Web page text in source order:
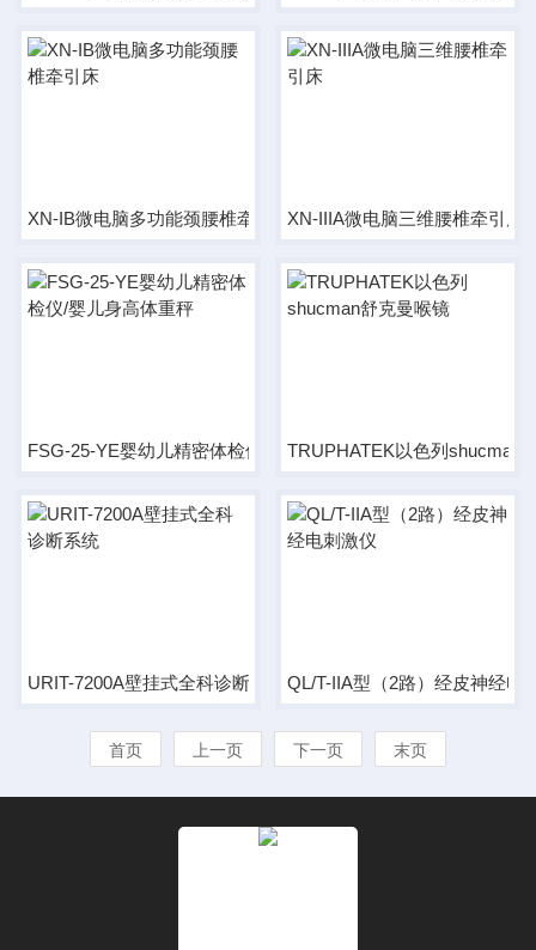
XN-IB微电脑多功能颈腰椎牵引床XN-IIIA微电脑三维腰椎牵引床
FSG-25-YE婴幼儿精密体检仪/婴儿身高体重秤TRUPHATEK以色列shucman
URIT-7200A壁挂式全科诊断系统 QL/T-IIA型（2路）经皮神经电
首页 上一页 下一页 末页